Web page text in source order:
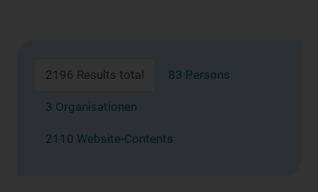
2196 Results total 83 Persons
3 Organisationen
2110 Website-Contents